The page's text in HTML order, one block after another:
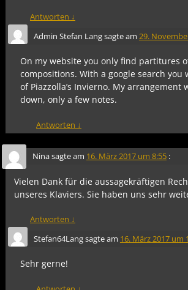
Antworten ↓
Admin Stefan Langsagte am 29.
On my website you only find partitures
compositions. With a google search you
of Piazzolla’s Invierno. My arrangement
down, only a few notes.
Antworten ↓
Ninasagte am 16. März 2017 um 8:55 :
Vielen Dank für die aussagekräftigen
unseres Klaviers. Sie haben uns sehr
Antworten ↓
Stefan64Langsagte am 16. März 2017 um
Sehr gerne!